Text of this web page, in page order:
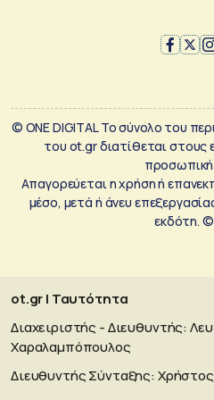
© ONE DIGITAL Το σύνολο του
του ot.gr διατίθεται στους
Απαγορεύεται η χρήση ή
μέσο, μετά ή άνευ
εκδότη.
ot.gr | Ταυτότητα
Διαχειριστής - Διευθυντής:
Χαραλαμπόπουλος
Διευθυντής Σύνταξης: